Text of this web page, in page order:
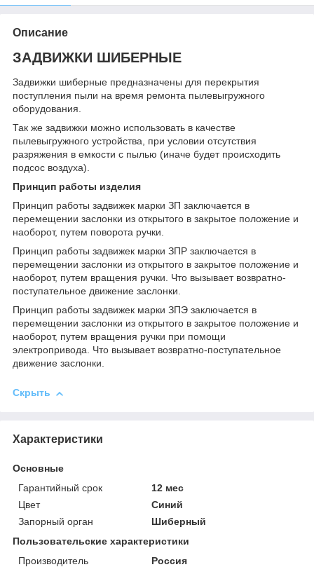
Описание
ЗАДВИЖКИ ШИБЕРНЫЕ
Задвижки шиберные предназначены для перекрытия
поступления пыли на время ремонта пылевыгружного
оборудования.
Так же задвижки можно использовать в качестве
пылевыгружного устройства, при условии отсутствия
разряжения в емкости с пылью (иначе будет происходить
подсос воздуха).
Принцип работы изделия
Принцип работы задвижек марки ЗП заключается в
перемещении заслонки из открытого в закрытое положение и
наоборот, путем поворота ручки.
Принцип работы задвижек марки ЗПР заключается в
перемещении заслонки из открытого в закрытое положение и
наоборот, путем вращения ручки. Что вызывает возвратно-
поступательное движение заслонки.
Принцип работы задвижек марки ЗПЭ заключается в
перемещении заслонки из открытого в закрытое положение и
наоборот, путем вращения ручки при помощи
электропривода. Что вызывает возвратно-поступательное
движение заслонки.
Скрыть
Характеристики
Основные
Гарантийный срок
12 мес
Цвет
Синий
Запорный орган
Шиберный
Пользовательские характеристики
Производитель
Россия